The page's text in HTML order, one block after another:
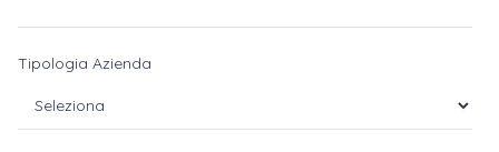
Tipologia Azienda